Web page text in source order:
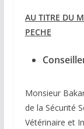
AU TITRE DU
PECHE
Monsieur
de la Sécurité
Vétérinaire et